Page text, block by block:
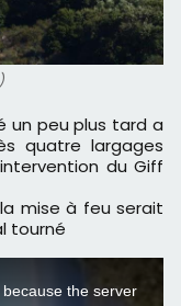
quatre largages
du Giff
mise à feu serait
tourné